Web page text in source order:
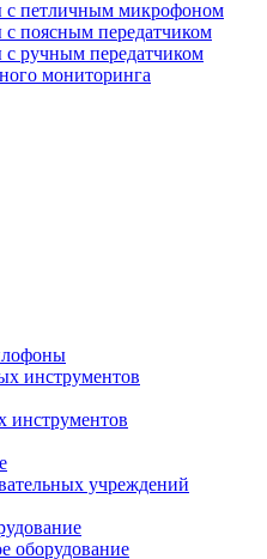
с петличным микрофоном
с поясным передатчиком
с ручным передатчиком
мониторинга
инструментов
инструментов
учреждений
оборудование